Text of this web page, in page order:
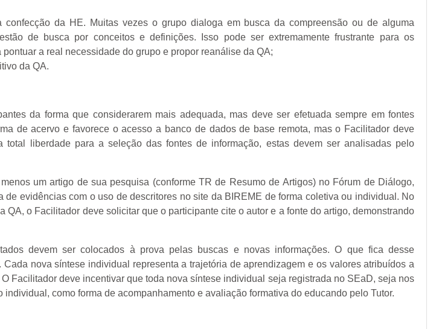
da HE. Muitas vezes o grupo dialoga em busca da compreensão ou de alguma
de busca por conceitos e definições. Isso pode ser extremamente frustrante para os
a real necessidade do grupo e propor reanálise da QA;
da QA.
da forma que considerarem mais adequada, mas deve ser efetuada sempre em fontes
de acervo e favorece o acesso a banco de dados de base remota, mas o Facilitador deve
liberdade para a seleção das fontes de informação, estas devem ser analisadas pelo
um artigo de sua pesquisa (conforme TR de Resumo de Artigos) no Fórum de Diálogo,
evidências com o uso de descritores no site da BIREME de forma coletiva ou individual. No
o Facilitador deve solicitar que o participante cite o autor e a fonte do artigo, demonstrando
devem ser colocados à prova pelas buscas e novas informações. O que fica desse
nova síntese individual representa a trajetória de aprendizagem e os valores atribuídos a
Facilitador deve incentivar que toda nova síntese individual seja registrada no SEaD, seja nos
como forma de acompanhamento e avaliação formativa do educando pelo Tutor.